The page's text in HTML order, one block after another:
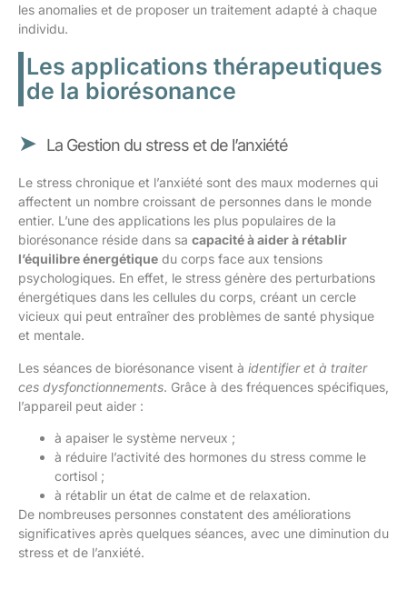
les anomalies et de proposer un traitement adapté à chaque
individu.
Les applications thérapeutiques
de la biorésonance
La Gestion du stress et de l’anxiété
Le stress chronique et l’anxiété sont des maux modernes qui
affectent un nombre croissant de personnes dans le monde
entier. L’une des applications les plus populaires de la
biorésonance réside dans sa capacité à aider à rétablir
l’équilibre énergétique du corps face aux tensions
psychologiques. En effet, le stress génère des perturbations
énergétiques dans les cellules du corps, créant un cercle
vicieux qui peut entraîner des problèmes de santé physique
et mentale.
Les séances de biorésonance visent à identifier et à traiter
ces dysfonctionnements. Grâce à des fréquences spécifiques,
l’appareil peut aider :
à apaiser le système nerveux ;
à réduire l’activité des hormones du stress comme le
cortisol ;
à rétablir un état de calme et de relaxation.
De nombreuses personnes constatent des améliorations
significatives après quelques séances, avec une diminution du
stress et de l’anxiété.